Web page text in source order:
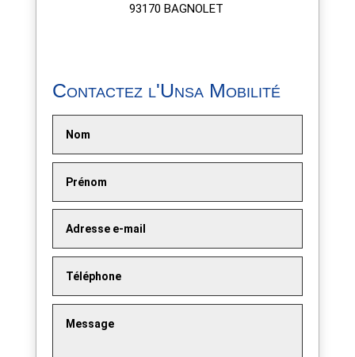
93170 BAGNOLET
Contactez l'Unsa Mobilité